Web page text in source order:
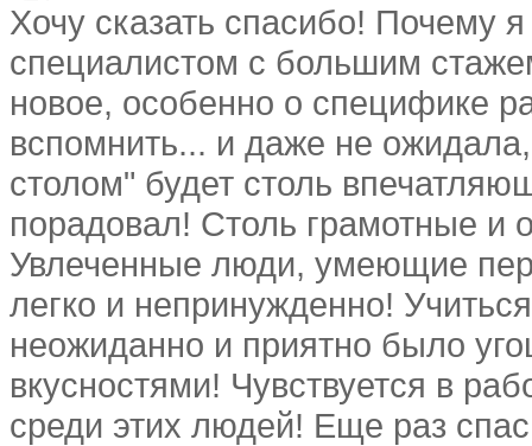
Хочу сказать спасибо! Почему
специалистом с большим
новое, особенно о специфике
вспомнить... и даже не
столом" будет столь
порадовал! Столь грамотные и
Увлеченные люди, умеющие
легко и непринужденно!
неожиданно и приятно было
вкусностями! Чувствуется в
среди этих людей! Еще раз